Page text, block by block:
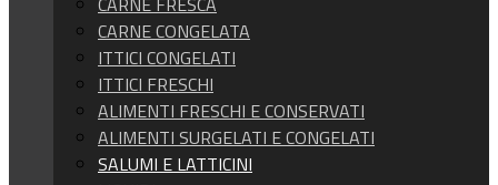
CARNE CONGELATA
ITTICI CONGELATI
ITTICI FRESCHI
ALIMENTI FRESCHI E CONSERVATI
ALIMENTI SURGELATI E CONGELATI
SALUMI E LATTICINI